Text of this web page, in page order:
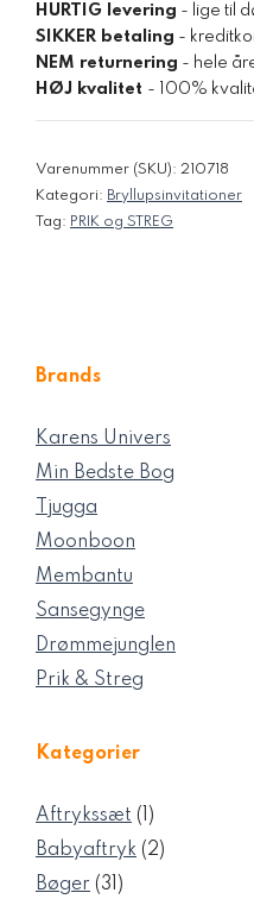
HURTIG levering - lige til
SIKKER betaling -
NEM returnering - hele
HØJ kvalitet - 100%
Varenummer (SKU): 210718
Kategori: Bryllupsinvitationer
Tag: PRIK og STREG
Brands
Karens Univers
Min Bedste Bog
Tjugga
Moonboon
Membantu
Sansegynge
Drømmejunglen
Prik & Streg
Kategorier
Aftrykssæt 11
vare
Babyaftryk 22
Bøger 3131